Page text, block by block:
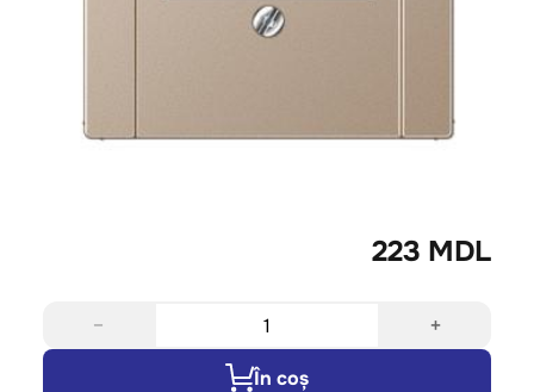
223 MDL
− +
În coș